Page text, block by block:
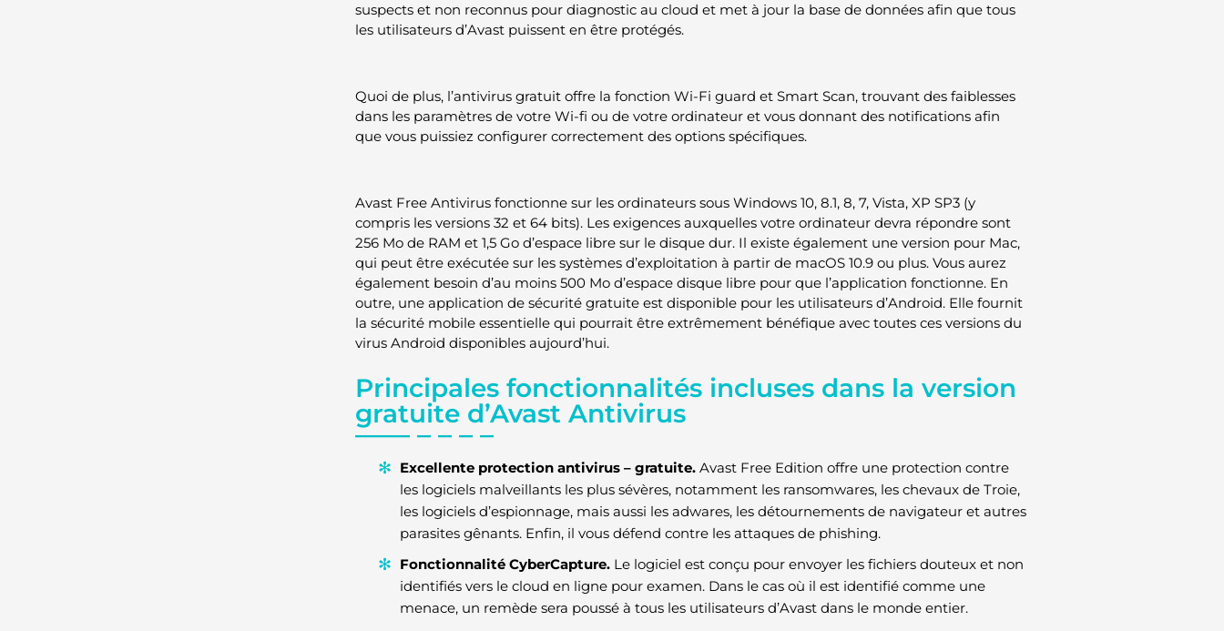
suspects et non reconnus pour diagnostic au cloud et met à jour la base de données afin que tous
les utilisateurs d’Avast puissent en être protégés.
Quoi de plus, l’antivirus gratuit offre la fonction Wi-Fi guard et Smart Scan, trouvant des faiblesses
dans les paramètres de votre Wi-fi ou de votre ordinateur et vous donnant des notifications afin
que vous puissiez configurer correctement des options spécifiques.
Avast Free Antivirus fonctionne sur les ordinateurs sous Windows 10, 8.1, 8, 7, Vista, XP SP3 (y
compris les versions 32 et 64 bits). Les exigences auxquelles votre ordinateur devra répondre sont
256 Mo de RAM et 1,5 Go d’espace libre sur le disque dur. Il existe également une version pour Mac,
qui peut être exécutée sur les systèmes d’exploitation à partir de macOS 10.9 ou plus. Vous aurez
également besoin d’au moins 500 Mo d’espace disque libre pour que l’application fonctionne. En
outre, une application de sécurité gratuite est disponible pour les utilisateurs d’Android. Elle fournit
la sécurité mobile essentielle qui pourrait être extrêmement bénéfique avec toutes ces versions du
virus Android disponibles aujourd’hui.
Principales fonctionnalités incluses dans la version
gratuite d’Avast Antivirus
Excellente protection antivirus – gratuite.Avast Free Edition offre une protection contre
les logiciels malveillants les plus sévères, notamment les ransomwares, les chevaux de Troie,
les logiciels d’espionnage, mais aussi les adwares, les détournements de navigateur et autres
parasites gênants. Enfin, il vous défend contre les attaques de phishing.
Fonctionnalité CyberCapture.Le logiciel est conçu pour envoyer les fichiers douteux et non
identifiés vers le cloud en ligne pour examen. Dans le cas où il est identifié comme une
menace, un remède sera poussé à tous les utilisateurs d’Avast dans le monde entier.